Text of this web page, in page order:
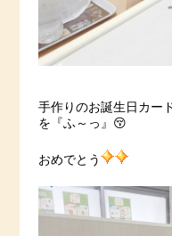
手作りのお誕生日カー
を『ふ～っ』😚
おめでとう